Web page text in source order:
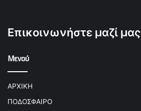
Επικοινωνήστε μαζί μας
Μενού
ΑΡΧΙΚΗ
ΠΟΔΟΣΦΑΙΡΟ